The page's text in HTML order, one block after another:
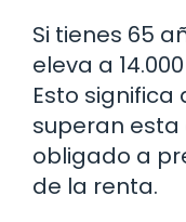
Si tienes 65
eleva a
Esto significa
superan
obligado a
de la renta.